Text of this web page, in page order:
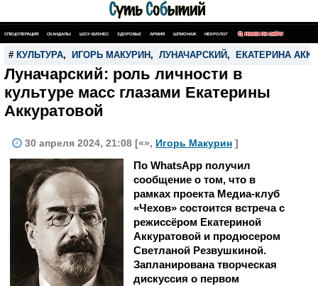
СПЕЦОПЕРАЦИЯ СКАНДАЛЫ ШОУ-БИЗНЕС ЗДОРОВЬЕ АРМИЯ ШПИОНАЖ НЕКРОЛОГ ПОИСК ПО САЙТУ
# КУЛЬТУРА, ИГОРЬ МАКУРИН , ЛУНАЧАРСКИЙ , ЕКАТЕРИНА
Луначарский: роль личности в
культуре масс глазами Екатерины
Аккуратовой
30 апреля 2024, 21:08 [«», Игорь Макурин ]
По WhatsApp получил
сообщение о том, что в
рамках проекта Медиа-клуб
«Чехов» состоится встреча с
режиссёром Екатериной
Аккуратовой и продюсером
Светланой Резвушкиной.
Запланирована творческая
дискуссия о первом